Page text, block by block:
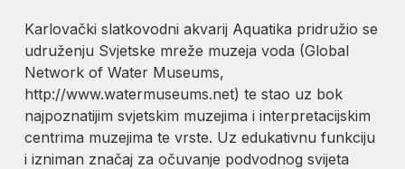
Karlovački slatkovodni akvarij Aquatika pridružio se
udruženju Svjetske mreže muzeja voda (Global
Network of Water Museums,
http://www.watermuseums.net) te stao uz bok
najpoznatijim svjetskim muzejima i interpretacijskim
centrima muzejima te vrste. Uz edukativnu funkciju
i izniman značaj za očuvanje podvodnog svijeta